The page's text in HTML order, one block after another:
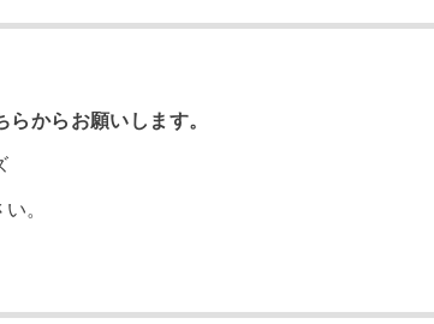
からお願いします。
。